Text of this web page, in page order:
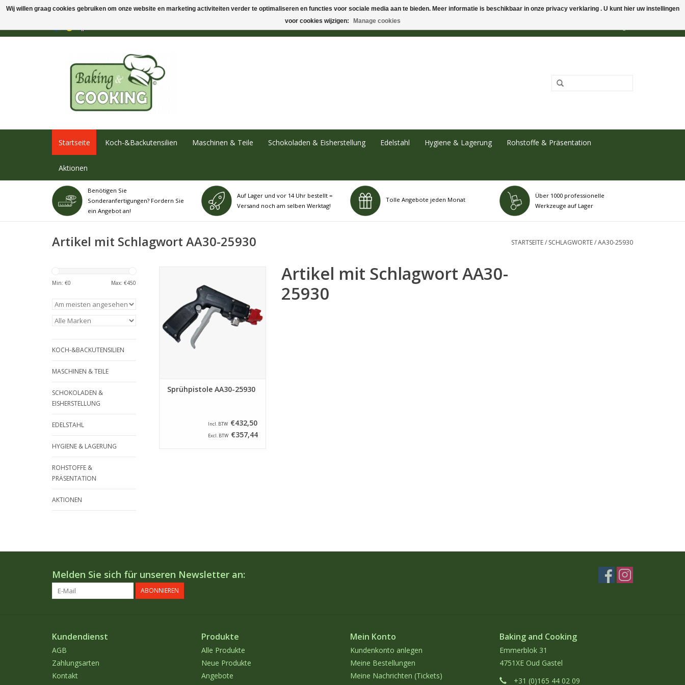
Startseite Koch-&Backutensilien Maschinen & Teile Schokoladen & Eisherstellung Edelstahl Hygiene & Lagerung Rohstoffe & Präsentation
Aktionen
Benötigen Sie
Sonderanfertigungen? Fordern Sie
ein Angebot an!
Auf Lager und vor 14 Uhr bestellt =
Versand noch am selben Werktag!
Tolle Angebote jeden Monat
Über 1000 professionelle
Werkzeuge auf Lager
Artikel mit Schlagwort AA30-25930 STARTSEITE/ SCHLAGWORTE/AA30-25930
Min: €0 Max: €450
KOCH-&BACKUTENSILIEN
MASCHINEN & TEILE
SCHOKOLADEN &
EISHERSTELLUNG
EDELSTAHL
HYGIENE & LAGERUNG
ROHSTOFFE &
PRÄSENTATION
AKTIONEN
ZUM WARENKORB HINZUFÜGEN
Sprühpistole AA30-25930
Incl. BTW €432,50
Excl. BTW €357,44
Artikel mit Schlagwort AA30-
25930
Melden Sie sich für unseren Newsletter an:
ABONNIEREN
Kundendienst
AGB
Zahlungsarten
Kontakt
Produkte
Alle Produkte
Neue Produkte
Angebote
Mein Konto
Kundenkonto anlegen
Meine Bestellungen
Meine Nachrichten (Tickets)
Baking and Cooking
Emmerblok 31
4751XE Oud Gastel
+31 (0)165 44 02 09
Wij willen graag cookies gebruiken om onze website en marketing activiteiten verder te optimaliseren en functies voor sociale media aan te bieden. Meer informatie is beschikbaar in onze privacy verklaring . U kunt hier uw instellingen
voor cookies wijzigen:
Manage cookies